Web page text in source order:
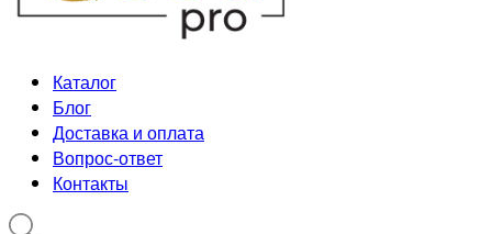
Каталог
Блог
Доставка и оплата
Вопрос-ответ
Контакты